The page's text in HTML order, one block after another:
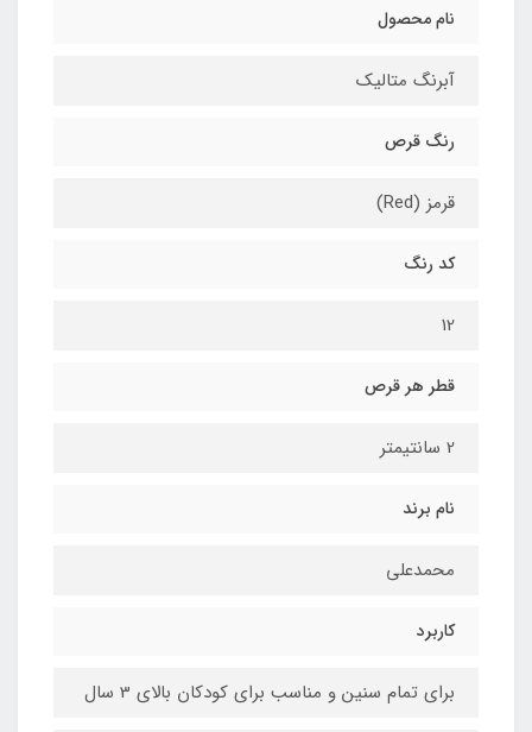
نام محصول
آبرنگ متالیک
رنگ قرص
قرمز (Red)
کد رنگ
12
قطر هر قرص
2 سانتیمتر
نام برند
محمدعلی
کاربرد
برای تمام سنین و مناسب برای کودکان بالای 3 سال